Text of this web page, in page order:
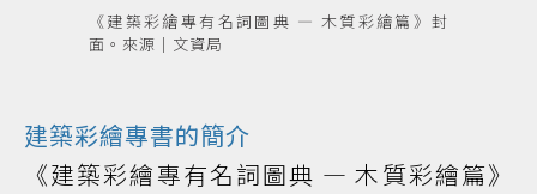
《建築彩繪專有名詞圖典 — 木質彩繪篇》封
面。來源｜文資局
建築彩繪專書的簡介
《建築彩繪專有名詞圖典 — 木質彩繪篇》